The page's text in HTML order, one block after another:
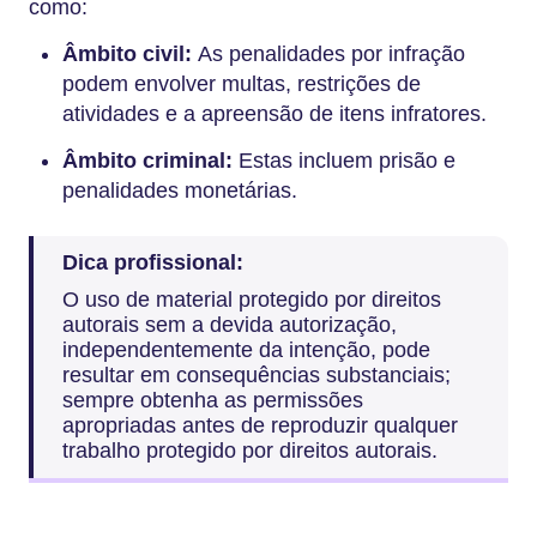
como:
Âmbito civil: As penalidades por infração
podem envolver multas, restrições de
atividades e a apreensão de itens infratores.
Âmbito criminal: Estas incluem prisão e
penalidades monetárias.
Dica profissional:
O uso de material protegido por direitos
autorais sem a devida autorização,
independentemente da intenção, pode
resultar em consequências substanciais;
sempre obtenha as permissões
apropriadas antes de reproduzir qualquer
trabalho protegido por direitos autorais.